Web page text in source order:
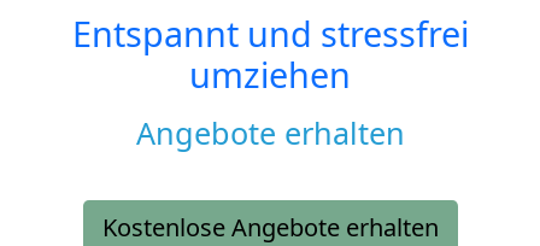
Entspannt und stressfrei
umziehen
Angebote erhalten
Kostenlose Angebote erhalten